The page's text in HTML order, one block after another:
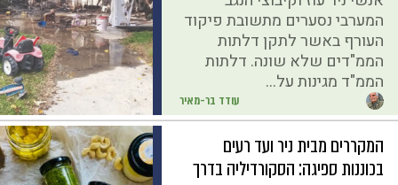
עודד בר-מאיר
המערבי נסערים מתשובת פיקוד
העורף באשר לתקן דלתות
הממ"דים שלא שונה. דלתות
הממ"ד מגינות על...
המקררים מבית ניר ועד רעים
בכוננות ספיגה: הסקורדיליה בדרך